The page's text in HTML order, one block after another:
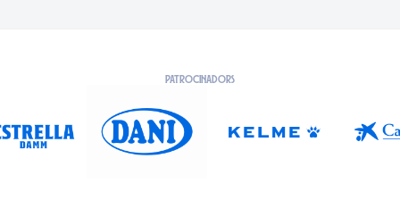
PATROCINADORS